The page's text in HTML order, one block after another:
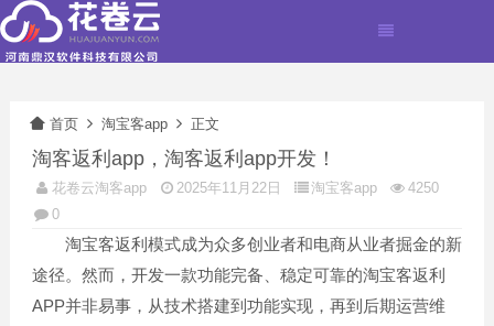
首页 淘宝客app 正文
淘客返利app，淘客返利app开发！
花卷云淘客app 2025年11月22日 淘宝客app
4250
0
淘宝客返利模式成为众多创业者和电商从业者掘金的新
途径。然而，开发一款功能完备、稳定可靠的淘宝客返利
APP并非易事，从技术搭建到功能实现，再到后期运营维